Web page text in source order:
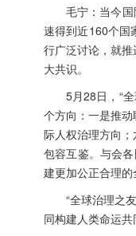
毛宁：当今
速得到近160个国
行广泛讨论，就
大共识。
5月28日，“
个方向：一是推
际人权治理方向
包容互鉴。与会
建更加公正合理的
“全球治理之
同构建人类命运共